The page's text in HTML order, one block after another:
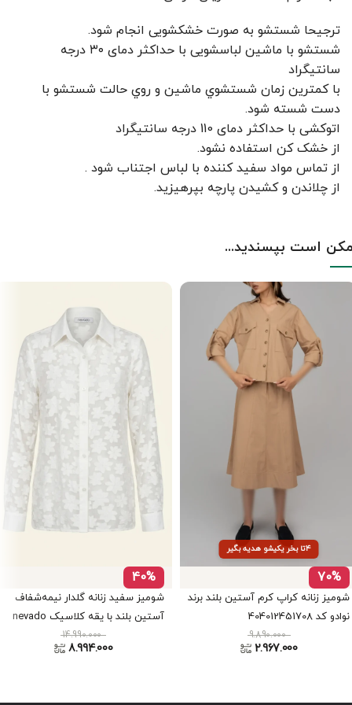
ترجیحا شستشو به صورت خشکشویی انجام شود.
شستشو با ماشین لباسشویی با حداکثر دمای ۳۰ درجه
سانتیگراد
با کمترين زمان شستشوي ماشين و روي حالت شستشو با
دست شسته شود.
اتوکشی با حداکثر دمای 110 درجه سانتیگراد
از خشک کن استفاده نشود.
از تماس مواد سفید کننده با لباس اجتناب شود .
از چلاندن و کشيدن پارچه بپرهيزيد.
است بپسندید...
۴تا بخر یکیشو هدیه بگیر
70%
شومیز زنانه کراپ کرم آستین بلند برند
نوادو کد 404012451708
9.890.000
2.967.000
40%
شومیز سفید زنانه گلدار نیمه‌شفاف
آستین بلند با یقه کلاسیک nevado
14.990.000
8.994.000